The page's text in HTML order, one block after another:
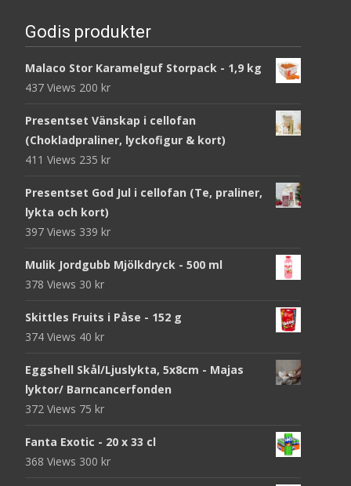
Godis produkter
Malaco Stor Karamelguf Storpack - 1,9 kg
437 Views 200 kr
Presentset Vänskap i cellofan
(Chokladpraliner, lyckofigur & kort)
411 Views 235 kr
Presentset God Jul i cellofan (Te, praliner,
lykta och kort)
397 Views 339 kr
Mulik Jordgubb Mjölkdryck - 500 ml
378 Views 30 kr
Skittles Fruits i Påse - 152 g
374 Views 40 kr
Eggshell Skål/Ljuslykta, 5x8cm - Majas
lyktor/ Barncancerfonden
372 Views 75 kr
Fanta Exotic - 20 x 33 cl
368 Views 300 kr